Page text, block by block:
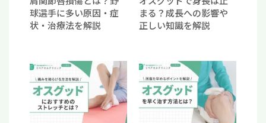
球選手に多い原因・症
状・治療法を解説
まる？成長への影響や
正しい知識を解説